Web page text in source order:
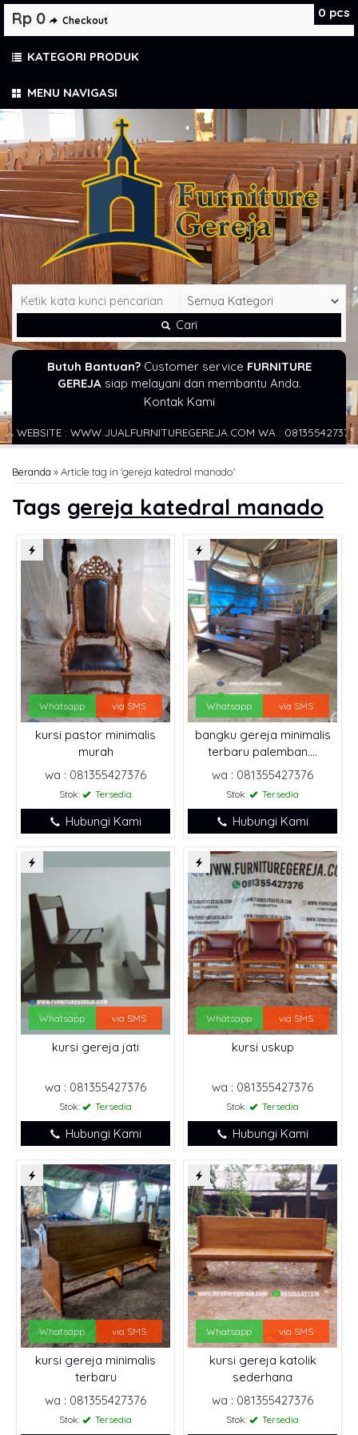
MENU NAVIGASI
Cari
Butuh Bantuan?Customer service FURNITURE
GEREJAsiap melayani dan membantu Anda.
Kontak Kami
: WWW.JUALFURNITUREGEREJA.COM WA : 081355427376
Beranda »Article tag in 'gereja katedral manado'
Tags gereja katedral manado
Whatsapp via SMS
kursi pastor minimalis
murah
wa : 081355427376
Stok: Tersedia
Hubungi Kami
Whatsapp via SMS
bangku gereja minimalis
terbaru palemban....
wa : 081355427376
Stok: Tersedia
Hubungi Kami
Whatsapp via SMS
kursi gereja jati
wa : 081355427376
Stok: Tersedia
Hubungi Kami
Whatsapp via SMS
kursi uskup
wa : 081355427376
Stok: Tersedia
Hubungi Kami
Whatsapp via SMS
kursi gereja minimalis
terbaru
wa : 081355427376
Stok: Tersedia
Whatsapp via SMS
kursi gereja katolik
sederhana
wa : 081355427376
Stok: Tersedia
0 pcs
Rp 0 Checkout
KATEGORI PRODUK